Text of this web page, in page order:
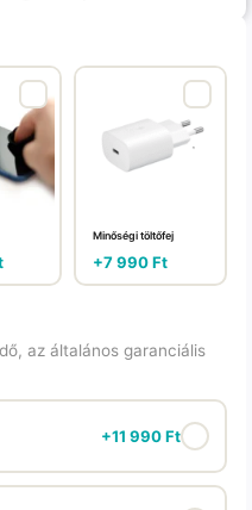
Minőségi töltőfej
+7 990Ft
az általános garanciális
+11 990Ft